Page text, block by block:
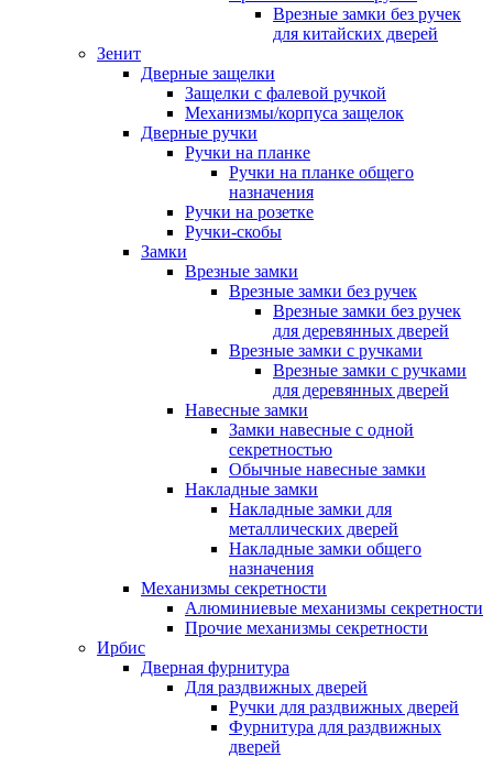
Врезные замки без ручек
для китайских дверей
Зенит
Дверные защелки
Защелки с фалевой ручкой
Механизмы/корпуса защелок
Дверные ручки
Ручки на планке
Ручки на планке общего
назначения
Ручки на розетке
Ручки-скобы
Замки
Врезные замки
Врезные замки без ручек
Врезные замки без ручек
для деревянных дверей
Врезные замки с ручками
Врезные замки с ручками
для деревянных дверей
Навесные замки
Замки навесные с одной
секретностью
Обычные навесные замки
Накладные замки
Накладные замки для
металлических дверей
Накладные замки общего
назначения
Механизмы секретности
Алюминиевые механизмы секретности
Прочие механизмы секретности
Ирбис
Дверная фурнитура
Для раздвижных дверей
Ручки для раздвижных дверей
Фурнитура для раздвижных
дверей